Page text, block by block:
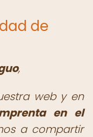
de
,
web y en
en el
a compartir